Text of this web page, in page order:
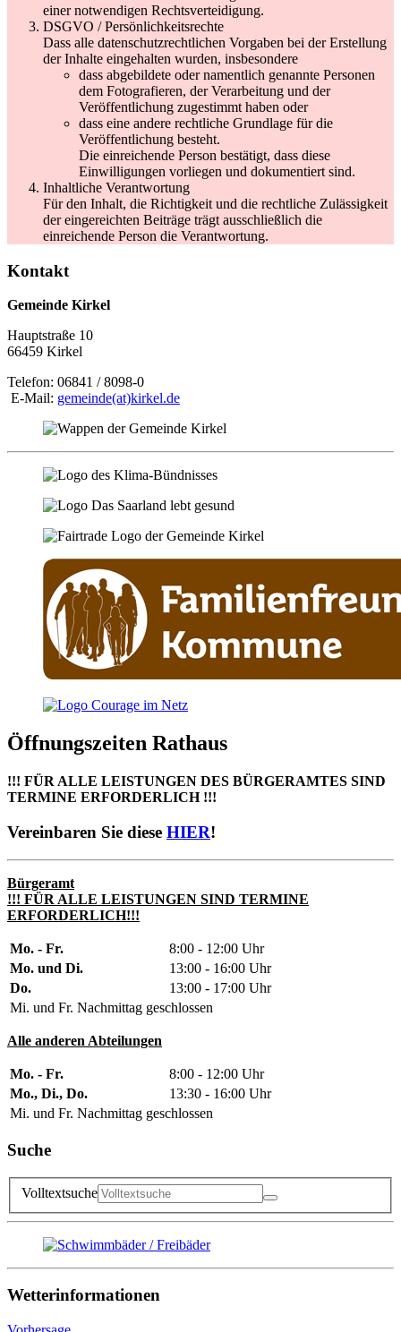
einer notwendigen Rechtsverteidigung.
DSGVO / Persönlichkeitsrechte
Dass alle datenschutzrechtlichen Vorgaben bei der Erstellung
der Inhalte eingehalten wurden, insbesondere
dass abgebildete oder namentlich genannte Personen
dem Fotografieren, der Verarbeitung und der
Veröffentlichung zugestimmt haben oder
dass eine andere rechtliche Grundlage für die
Veröffentlichung besteht.
Die einreichende Person bestätigt, dass diese
Einwilligungen vorliegen und dokumentiert sind.
Inhaltliche Verantwortung
Für den Inhalt, die Richtigkeit und die rechtliche Zulässigkeit
der eingereichten Beiträge trägt ausschließlich die
einreichende Person die Verantwortung.
Kontakt
Gemeinde Kirkel
Hauptstraße 10
66459 Kirkel
Telefon: 06841 / 8098-0
E-Mail: gemeinde(at)kirkel.de
Öffnungszeiten Rathaus
!!! FÜR ALLE LEISTUNGEN DES BÜRGERAMTES SIND
TERMINE ERFORDERLICH !!!
Vereinbaren Sie diese HIER!
Bürgeramt
!!! FÜR ALLE LEISTUNGEN SIND TERMINE
ERFORDERLICH!!!
Mo. - Fr.
8:00 - 12:00 Uhr
Mo. und Di.
13:00 - 16:00 Uhr
Do.
13:00 - 17:00 Uhr
Mi. und Fr. Nachmittag geschlossen
Alle anderen Abteilungen
Mo. - Fr.
8:00 - 12:00 Uhr
Mo., Di., Do.
13:30 - 16:00 Uhr
Mi. und Fr. Nachmittag geschlossen
Suche
Volltextsuche
Wetterinformationen